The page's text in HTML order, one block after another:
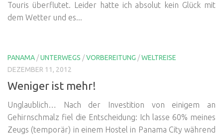
Touris überflutet. Leider hatte ich absolut kein Glück mit
dem Wetter und es...
PANAMA /UNTERWEGS /VORBEREITUNG /WELTREISE
DEZEMBER 11, 2012
Weniger ist mehr!
Unglaublich… Nach der Investition von einigem an
Gehirnschmalz fiel die Entscheidung: Ich lasse 60% meines
Zeugs (temporär) in einem Hostel in Panama City während